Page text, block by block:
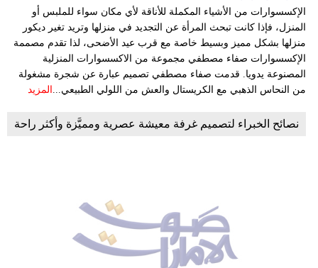
الإكسسوارات من الأشياء المكملة للأناقة لأي مكان سواء للملبس أو
المنزل، فإذا كانت تبحث المرأة عن التجديد في منزلها وتريد تغير ديكور
منزلها بشكل مميز وبسيط خاصة مع قرب عيد الأضحى، لذا تقدم مصممة
الإكسسوارات صفاء مصطفي مجموعة من الاكسسوارات المنزلية
المصنوعة يدويا. قدمت صفاء مصطفي تصميم عبارة عن شجرة مشغولة
من النحاس الذهبي مع الكريستال والعش من اللولي الطبيعي... المزيد
نصائح الخبراء لتصميم غرفة معيشة عصرية ومميَّزة وأكثر راحة